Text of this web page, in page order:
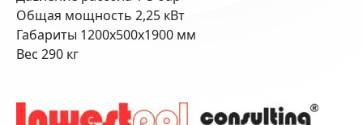
Общая мощность 2,25 кВт
Габариты 1200х500х1900 мм
Вес 290 кг